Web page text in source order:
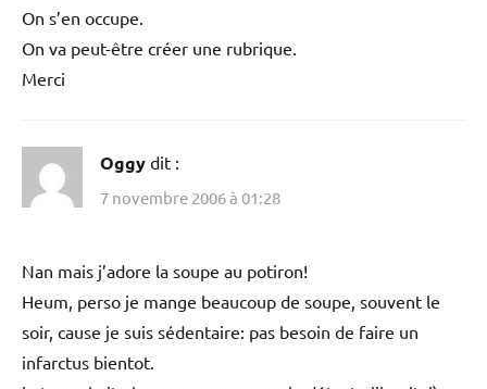
On s’en occupe.
On va peut-être créer une rubrique.
Merci
Oggy dit :
7 novembre 2006 à 01:28
Nan mais j’adore la soupe au potiron!
Heum, perso je mange beaucoup de soupe, souvent le
soir, cause je suis sédentaire: pas besoin de faire un
infarctus bientot.